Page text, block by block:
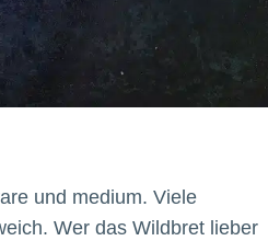
und medium. Viele
Wer das Wildbret lieber